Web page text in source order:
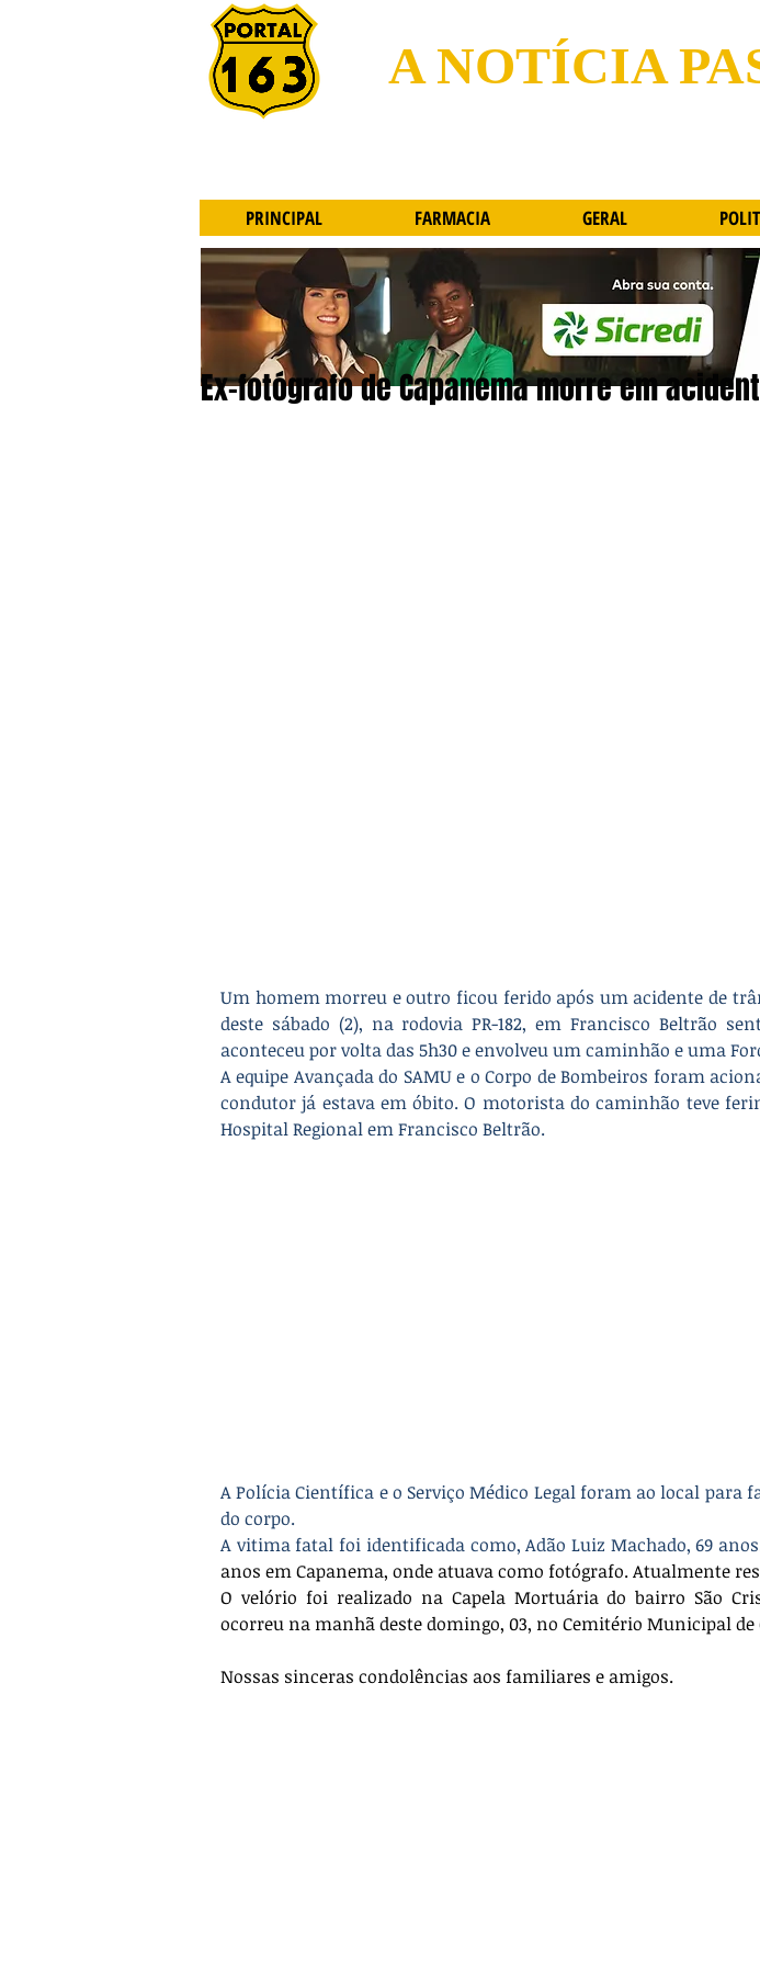
A NOTÍCIA
Ex-fotógrafo de Capanema morre em
Um homem morreu e outro ficou ferido após um acidente de
deste sábado (2), na rodovia PR-182, em Francisco Beltrão
aconteceu por volta das 5h30 e envolveu um caminhão e uma
A equipe Avançada do SAMU e o Corpo de Bombeiros foram
condutor já estava em óbito. O motorista do caminhão teve
Hospital Regional em Francisco Beltrão.
A Polícia Científica e o Serviço Médico Legal foram ao local para
do corpo.
A vitima fatal foi identificada como, Adão Luiz Machado, 69 anos
anos em Capanema, onde atuava como fotógrafo. Atualmente
O velório foi realizado na Capela Mortuária do bairro São
ocorreu na manhã deste domingo, 03, no Cemitério Municipal de
Nossas sinceras condolências aos familiares e amigos.
PRINCIPAL FARMACIA GERAL